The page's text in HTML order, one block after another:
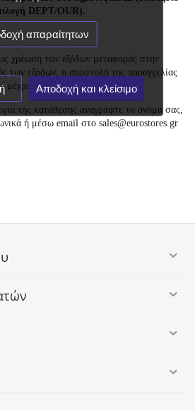
DEPT/OUR).
χρέωση των εξόδων μεταφοράς στην
των εξόδων, η αποστολή της παραγγελίας
μέχρι την πλήρη εξόφλησή της.
της κατάθεσης αναγράψτε το όνομα σας,
ή μέσω email στο sales@eurostores.gr
απαραίτητων
Αποδοχή και κλείσιμο